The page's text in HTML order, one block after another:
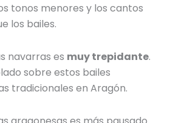
tonos menores y los cantos
los bailes.
navarras es muy trepidante.
sobre estos bailes
tradicionales en Aragón.